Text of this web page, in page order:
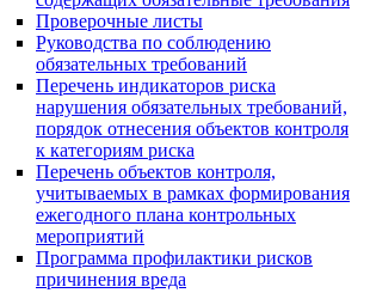
Проверочные листы
Руководства по соблюдению
обязательных требований
Перечень индикаторов риска
нарушения обязательных требований,
порядок отнесения объектов контроля
к категориям риска
Перечень объектов контроля,
учитываемых в рамках формирования
ежегодного плана контрольных
мероприятий
Программа профилактики рисков
причинения вреда